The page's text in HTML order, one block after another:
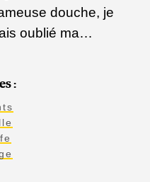
douche, je
oublié ma…
: